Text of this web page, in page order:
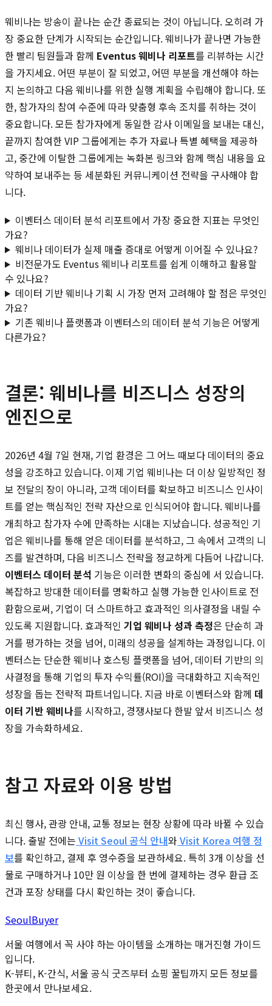
웨비나는 방송이 끝나는 순간 종료되는 것이 아닙니다. 오히려 가
장 중요한 단계가 시작되는 순간입니다. 웨비나가 끝나면 가능한
한 빨리 팀원들과 함께 Eventus 웨비나 리포트를 리뷰하는 시간
을 가지세요. 어떤 부분이 잘 되었고, 어떤 부분을 개선해야 하는
지 논의하고 다음 웨비나를 위한 실행 계획을 수립해야 합니다. 또
한, 참가자의 참여 수준에 따라 맞춤형 후속 조치를 취하는 것이
중요합니다. 모든 참가자에게 동일한 감사 이메일을 보내는 대신,
끝까지 참여한 VIP 그룹에게는 추가 자료나 특별 혜택을 제공하
고, 중간에 이탈한 그룹에게는 녹화본 링크와 함께 핵심 내용을 요
약하여 보내주는 등 세분화된 커뮤니케이션 전략을 구사해야 합
니다.
이벤터스 데이터 분석 리포트에서 가장 중요한 지표는 무엇인
가요?
웨비나 데이터가 실제 매출 증대로 어떻게 이어질 수 있나요?
비전문가도 Eventus 웨비나 리포트를 쉽게 이해하고 활용할
수 있나요?
데이터 기반 웨비나 기획 시 가장 먼저 고려해야 할 점은 무엇인
가요?
기존 웨비나 플랫폼과 이벤터스의 데이터 분석 기능은 어떻게
다른가요?
결론: 웨비나를 비즈니스 성장의
엔진으로
2026년 4월 7일 현재, 기업 환경은 그 어느 때보다 데이터의 중요
성을 강조하고 있습니다. 이제 기업 웨비나는 더 이상 일방적인 정
보 전달의 장이 아니라, 고객 데이터를 확보하고 비즈니스 인사이
트를 얻는 핵심적인 전략 자산으로 인식되어야 합니다. 웨비나를
개최하고 참가자 수에 만족하는 시대는 지났습니다. 성공적인 기
업은 웨비나를 통해 얻은 데이터를 분석하고, 그 속에서 고객의 니
즈를 발견하며, 다음 비즈니스 전략을 정교하게 다듬어 나갑니다.
이벤터스 데이터 분석 기능은 이러한 변화의 중심에 서 있습니다.
복잡하고 방대한 데이터를 명확하고 실행 가능한 인사이트로 전
환함으로써, 기업이 더 스마트하고 효과적인 의사결정을 내릴 수
있도록 지원합니다. 효과적인 기업 웨비나 성과 측정은 단순히 과
거를 평가하는 것을 넘어, 미래의 성공을 설계하는 과정입니다. 이
벤터스는 단순한 웨비나 호스팅 플랫폼을 넘어, 데이터 기반의 의
사결정을 통해 기업의 투자 수익률(ROI)을 극대화하고 지속적인
성장을 돕는 전략적 파트너입니다. 지금 바로 이벤터스와 함께 데
이터 기반 웨비나를 시작하고, 경쟁사보다 한발 앞서 비즈니스 성
장을 가속화하세요.
참고 자료와 이용 방법
최신 행사, 관광 안내, 교통 정보는 현장 상황에 따라 바뀔 수 있습
니다. 출발 전에는 Visit Seoul 공식 안내와 Visit Korea 여행 정
보를 확인하고, 결제 후 영수증을 보관하세요. 특히 3개 이상을 선
물로 구매하거나 10만 원 이상을 한 번에 결제하는 경우 환급 조
건과 포장 상태를 다시 확인하는 것이 좋습니다.
SeoulBuyer
서울 여행에서 꼭 사야 하는 아이템을 소개하는 매거진형 가이드
입니다.
K-뷰티, K-간식, 서울 공식 굿즈부터 쇼핑 꿀팁까지 모든 정보를
한곳에서 만나보세요.